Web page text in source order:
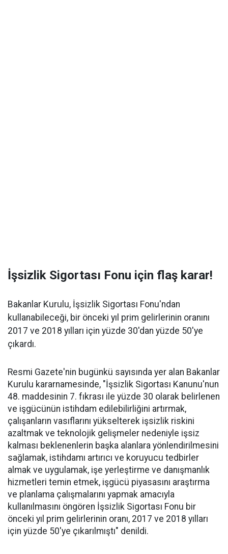
İşsizlik Sigortası Fonu için flaş karar!
Bakanlar Kurulu, İşsizlik Sigortası Fonu'ndan
kullanabileceği, bir önceki yıl prim gelirlerinin oranını
2017 ve 2018 yılları için yüzde 30'dan yüzde 50'ye
çıkardı.
Resmi Gazete'nin bugünkü sayısında yer alan Bakanlar
Kurulu kararnamesinde, "İşsizlik Sigortası Kanunu'nun
48. maddesinin 7. fıkrası ile yüzde 30 olarak belirlenen
ve işgücünün istihdam edilebilirliğini artırmak,
çalışanların vasıflarını yükselterek işsizlik riskini
azaltmak ve teknolojik gelişmeler nedeniyle işsiz
kalması beklenenlerin başka alanlara yönlendirilmesini
sağlamak, istihdamı artırıcı ve koruyucu tedbirler
almak ve uygulamak, işe yerleştirme ve danışmanlık
hizmetleri temin etmek, işgücü piyasasını araştırma
ve planlama çalışmalarını yapmak amacıyla
kullanılmasını öngören İşsizlik Sigortası Fonu bir
önceki yıl prim gelirlerinin oranı, 2017 ve 2018 yılları
için yüzde 50'ye çıkarılmıştı" denildi.